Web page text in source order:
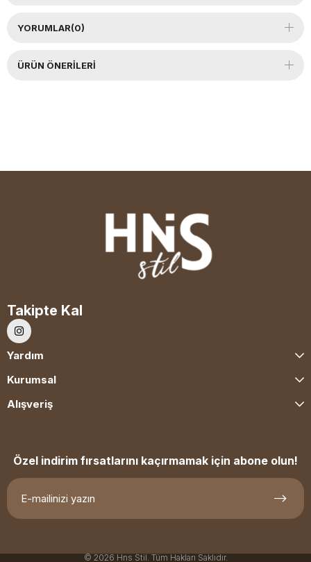
YORUMLAR(0)
ÜRÜN ÖNERILERI
Takipte Kal
Yardım
Kurumsal
Alışveriş
Özel indirim fırsatlarını kaçırmamak için abone olun!
© 2026 Hns Stil. Tüm Hakları Saklıdır.